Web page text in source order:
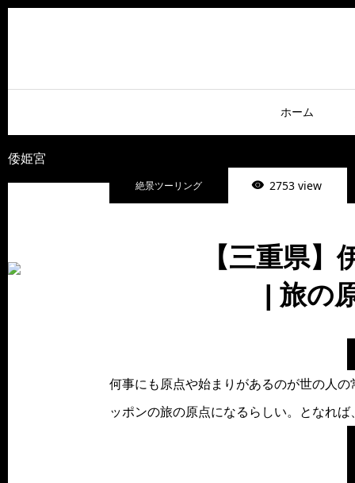
ホーム
倭姫宮
絶景ツーリング
2753 view
【三重県
| 旅の
何事にも原点や始まりがあるのが世の人
ッポンの旅の原点になるらしい。となれ